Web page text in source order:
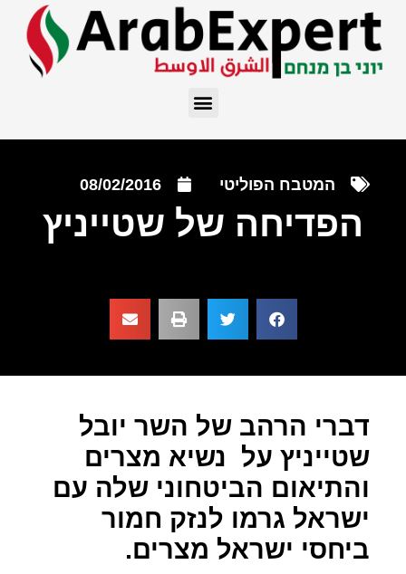
המטבח הפוליטי 08/02/2016
הפדיחה של שטייניץ
דברי הרהב של השר יובל
שטייניץ על נשיא מצרים
והתיאום הביטחוני שלה עם
ישראל גרמו לנזק חמור
ביחסי ישראל מצרים.